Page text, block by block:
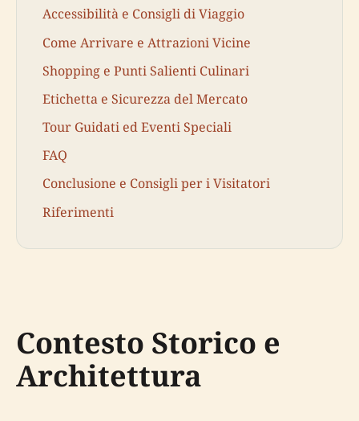
Accessibilità e Consigli di Viaggio
Come Arrivare e Attrazioni Vicine
Shopping e Punti Salienti Culinari
Etichetta e Sicurezza del Mercato
Tour Guidati ed Eventi Speciali
FAQ
Conclusione e Consigli per i Visitatori
Riferimenti
Contesto Storico e
Architettura